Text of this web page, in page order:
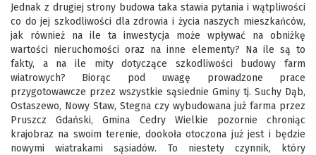
Jednak z drugiej strony budowa taka stawia pytania i wątpliwości
co do jej szkodliwości dla zdrowia i życia naszych mieszkańców,
jak również na ile ta inwestycja może wpływać na obniżkę
wartości nieruchomości oraz na inne elementy? Na ile są to
fakty, a na ile mity dotyczące szkodliwości budowy farm
wiatrowych? Biorąc pod uwagę prowadzone prace
przygotowawcze przez wszystkie sąsiednie Gminy tj. Suchy Dąb,
Ostaszewo, Nowy Staw, Stegna czy wybudowana już farma przez
Pruszcz Gdański, Gmina Cedry Wielkie pozornie chroniąc
krajobraz na swoim terenie, dookoła otoczona już jest i będzie
nowymi wiatrakami sąsiadów. To niestety czynnik, który